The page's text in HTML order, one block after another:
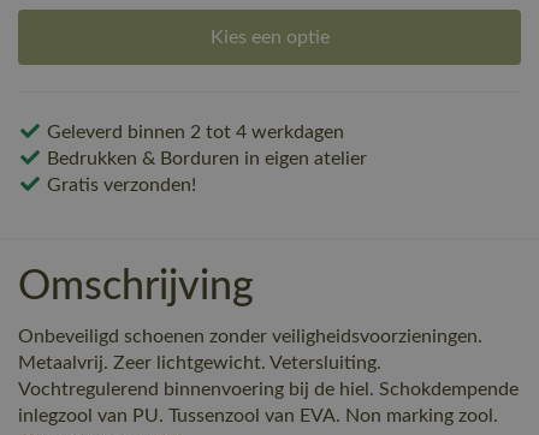
Kies een optie
Geleverd binnen 2 tot 4 werkdagen
Bedrukken & Borduren in eigen atelier
Gratis verzonden!
Omschrijving
Onbeveiligd schoenen zonder veiligheidsvoorzieningen.
Metaalvrij. Zeer lichtgewicht. Vetersluiting.
Vochtregulerend binnenvoering bij de hiel. Schokdempende
inlegzool van PU. Tussenzool van EVA. Non marking zool.